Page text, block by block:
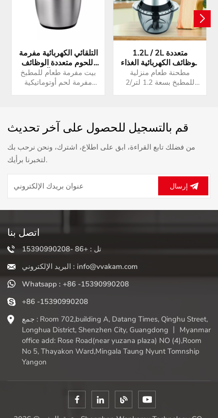
التلقائي الكهربائية مفرمة
اللحوم متعددة الوظائف
مطاحن الطعام آلة اللحوم
المفرمة
بيت مفرمة طعام للمطبخ
مفرمة لحم أوتوماتيكية
1.2L / 2L متعددة
الوظائف الكهربائية الغذاء
المروحية الخضار اللحوم
يام باوندر الثوم البصل
مطحنة طعام منزلية
للمطبخ بسعة 1.2 لتر/2
قم بالتسجيل للحصول على آخر تحديث
من فضلك تابع القراءة، ابق على اطلاع، اشترك، ونحن نرحب بك
لتخبرنا برأيك.
إرسال
اتصل بنا
تل : +86 -15390990208
البريد الإلكتروني : info@vvakam.com
Whatsapp : +86 -15390990208
+86 -15390990208
جمع : Room 702,building A, Datang Times, Qinghu Street,
Longhua District, Shenzhen City, Guangdong 丨 Myanmar
office add: Rose Road(near yuzana plaza) NO (4),Room
No 5, Thayakon Ward,Mingala Taung Nyunt Tomnship
Yangon